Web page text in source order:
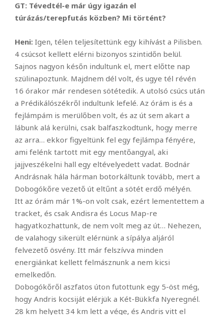
GT: Tévedtél-e már úgy igazán el
túrázás/terepfutás közben? Mi történt?
Heni: Igen, télen teljesítettünk egy kihívást a Pilisben.
4 csúcsot kellett elérni bizonyos szintidőn belül.
Sajnos nagyon későn indultunk el, mert előtte nap
szülinapoztunk. Majdnem dél volt, és ugye tél révén
16 órakor már rendesen sötétedik. A utolsó csúcs után
a Prédikálószékről indultunk lefelé. Az órám is és a
fejlámpám is merülőben volt, és az út sem akart a
lábunk alá kerülni, csak balfaszkodtunk, hogy merre
az arra… ekkor figyeltünk fel egy fejlámpa fényére,
ami felénk tartott mit egy mentőangyal, aki
jajjveszékelni hall egy eltévelyedett vadat. Bodnár
Andrásnak hála hárman botorkáltunk tovább, mert a
Dobogókőre vezető út eltűnt a sötét erdő mélyén.
Itt az órám már 1%-on volt csak, ezért lementettem a
tracket, és csak Andisra és Locus Map-re
hagyatkozhattunk, de nem volt meg az út… Nehezen,
de valahogy sikerült elérnünk a sípálya aljáról
felvezető ösvény. Itt már felszívva minden
energiánkat kellett felmásznunk a nem kicsi
emelkedőn.
Dobogókőről aszfatos úton futottunk egy 5-öst még,
hogy Andris kocsiját elérjük a Két-Bükkfa Nyeregnél.
28 km helyett 34 km lett a vége, és Andris vitt el